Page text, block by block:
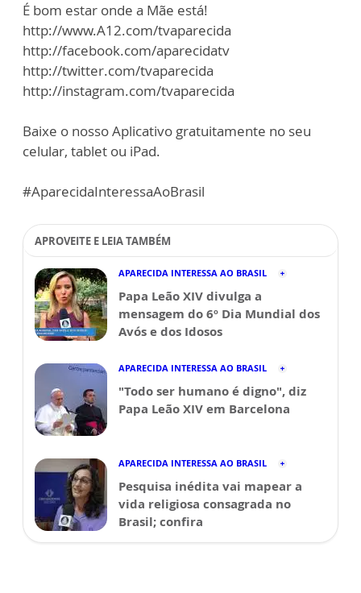
É bom estar onde a Mãe está!
http://www.A12.com/tvaparecida
http://facebook.com/aparecidatv
http://twitter.com/tvaparecida
http://instagram.com/tvaparecida
Baixe o nosso Aplicativo gratuitamente no seu
celular, tablet ou iPad.
#AparecidaInteressaAoBrasil
APROVEITE E LEIA TAMBÉM
APARECIDA INTERESSA AO BRASIL
Papa Leão XIV divulga a
mensagem do 6º Dia Mundial dos
Avós e dos Idosos
APARECIDA INTERESSA AO BRASIL
"Todo ser humano é digno", diz
Papa Leão XIV em Barcelona
APARECIDA INTERESSA AO BRASIL
Pesquisa inédita vai mapear a
vida religiosa consagrada no
Brasil; confira